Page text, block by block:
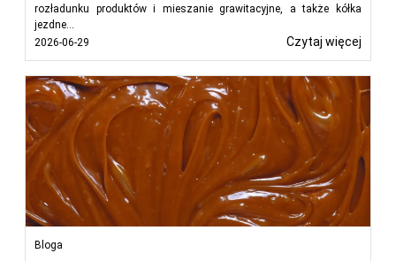
rozładunku produktów i mieszanie grawitacyjne, a także kółka
jezdne...
2026-06-29
Czytaj więcej
Bloga